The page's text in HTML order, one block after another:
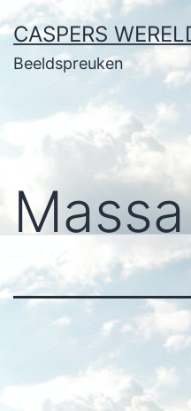
Ga
naar
de
CASPERS
Beeldspreuken
Massa